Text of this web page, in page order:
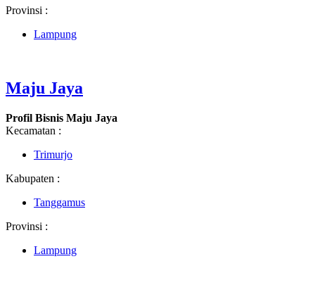
Provinsi :
Lampung
Maju Jaya
Profil Bisnis Maju Jaya
Kecamatan :
Trimurjo
Kabupaten :
Tanggamus
Provinsi :
Lampung